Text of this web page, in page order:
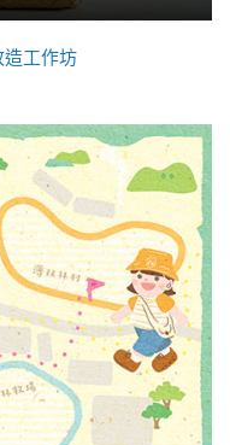
造工作坊